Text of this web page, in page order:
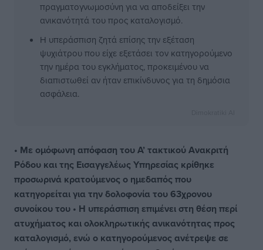
πραγματογνωμοσύνη για να αποδείξει την
ανικανότητά του προς καταλογισμό.
Η υπεράσπιση ζητά επίσης την εξέταση
ψυχιάτρου που είχε εξετάσει τον κατηγορούμενο
την ημέρα του εγκλήματος, προκειμένου να
διαπιστωθεί αν ήταν επικίνδυνος για τη δημόσια
ασφάλεια.
• Με ομόφωνη απόφαση του Α’ τακτικού Ανακριτή
Ρόδου και της Εισαγγελέως Υπηρεσίας κρίθηκε
προσωρινά κρατούμενος ο ημεδαπός που
κατηγορείται για την δολοφονία του 63χρονου
συνοίκου του • Η υπεράσπιση επιμένει στη θέση περί
ατυχήματος και ολοκληρωτικής ανικανότητας προς
καταλογισμό, ενώ ο κατηγορούμενος ανέτρεψε σε